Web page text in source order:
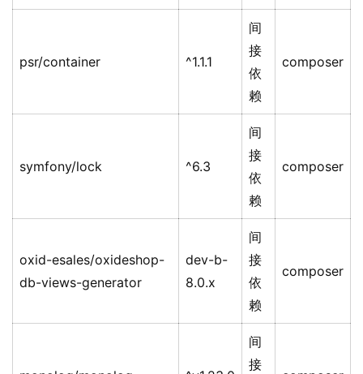
psr/container ^1.1.1
间
接
依
赖
composer
symfony/lock ^6.3
间
接
依
赖
composer
oxid-esales/oxideshop-
db-views-generator
dev-b-
8.0.x
间
接
依
赖
composer
间
接